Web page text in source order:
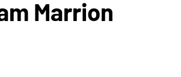
Marrion